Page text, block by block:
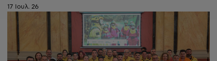
17 Ιουλ. 26